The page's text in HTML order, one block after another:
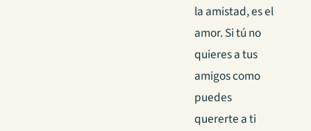
la amistad, es el
amor. Si tú no
quieres a tus
amigos como
puedes
quererte a ti